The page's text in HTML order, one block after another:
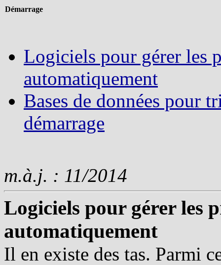
Démarrage
Logiciels pour gérer les
automatiquement
Bases de données pour
démarrage
m.à.j. : 11/2014
Logiciels pour gérer les
automatiquement
Il en existe des tas. Parmi